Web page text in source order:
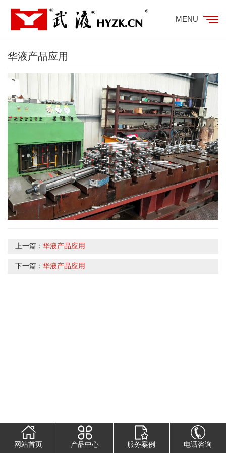
MENU
华液产品应用
上一篇：华液产品应用
下一篇：华液产品应用
网站首页 产品中心 服务案例 电话咨询